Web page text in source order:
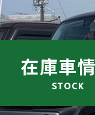
在庫車
STOCK